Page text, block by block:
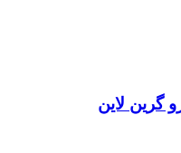
گرین لاین